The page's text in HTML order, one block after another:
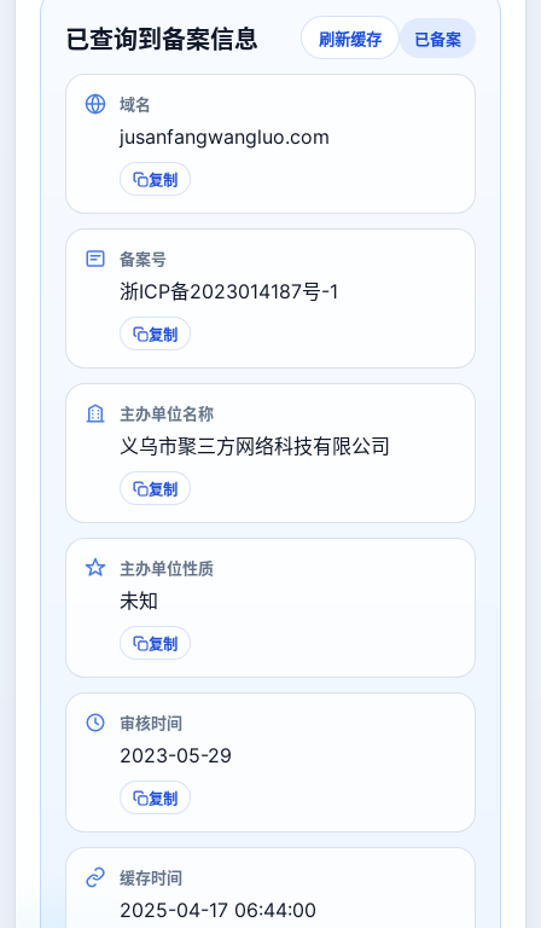
已查询到备案信息 刷新缓存 已备案
域名
jusanfangwangluo.com
复制
备案号
浙ICP备2023014187号-1
复制
主办单位名称
义乌市聚三方网络科技有限公司
复制
主办单位性质
未知
复制
审核时间
2023-05-29
复制
缓存时间
2025-04-17 06:44:00